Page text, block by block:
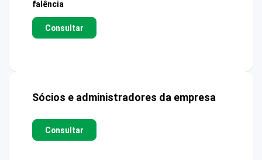
falência
Consultar
Sócios e administradores da empresa
Consultar